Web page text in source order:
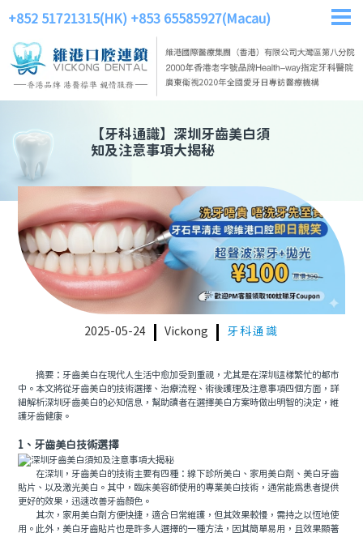
+852 51721315(HK) +853 65585927(Macau)
【牙科通識】 深圳牙齒美白須
知及注意事項大揭秘
2025-05-24 Vickong 牙科通識
摘要：牙齒美白在現代人生活中愈加受到重視，尤其是在深圳這樣繁忙的都市
中。本文將從牙齒美白的技術選擇、治療流程、術後護理及注意事項四個方面，詳
細解析深圳牙齒美白的必知信息，幫助讀者在選擇美白方案時做出明智的決定，維
護牙齒健康。
1、牙齒美白技術選擇
在深圳，牙齒美白的技術主要有四種：線下診所美白、家用美白劑、美白牙齒
貼片、以及激光美白。其中，臨床美容師使用的專業美白技術，通常能為患者提供
更好的效果，迅速改善牙齒顏色。
其次，家用美白劑方便快捷，適合日常維護，但其效果較慢，需持之以恆地使
用。此外，美白牙齒貼片也是許多人選擇的一種方法，因其簡單易用，且效果顯著